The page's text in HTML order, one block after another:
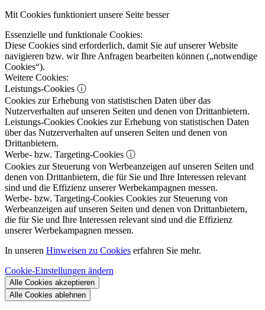
Mit Cookies funktioniert unsere Seite besser
Essenzielle und funktionale Cookies:
Diese Cookies sind erforderlich, damit Sie auf unserer Website
navigieren bzw. wir Ihre Anfragen bearbeiten können („notwendige
Cookies“).
Weitere Cookies:
Leistungs-Cookies ⓘ
Cookies zur Erhebung von statistischen Daten über das
Nutzerverhalten auf unseren Seiten und denen von Drittanbietern.
Leistungs-Cookies Cookies zur Erhebung von statistischen Daten
über das Nutzerverhalten auf unseren Seiten und denen von
Drittanbietern.
Werbe- bzw. Targeting-Cookies ⓘ
Cookies zur Steuerung von Werbeanzeigen auf unseren Seiten und
denen von Drittanbietern, die für Sie und Ihre Interessen relevant
sind und die Effizienz unserer Werbekampagnen messen.
Werbe- bzw. Targeting-Cookies Cookies zur Steuerung von
Werbeanzeigen auf unseren Seiten und denen von Drittanbietern,
die für Sie und Ihre Interessen relevant sind und die Effizienz
unserer Werbekampagnen messen.
In unseren Hinweisen zu Cookies erfahren Sie mehr.
Cookie-Einstellungen ändern
Alle Cookies akzeptieren
Alle Cookies ablehnen